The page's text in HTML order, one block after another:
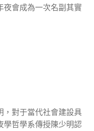
夜會成為一次名副其實
，對于當代社會建設具
學哲學系傳授陳少明認